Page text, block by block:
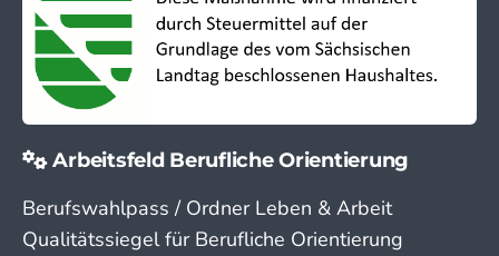
Arbeitsfeld Berufliche Orientierung
Berufswahlpass / Ordner Leben & Arbeit
Qualitätssiegel für Berufliche Orientierung